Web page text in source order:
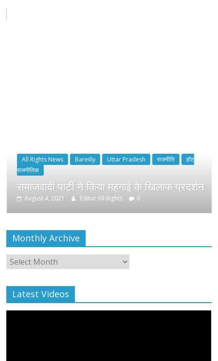
Monthly Archive
Monthly
Archive
Latest Videos